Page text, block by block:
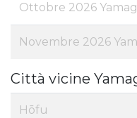
Ottobre 2026
Novembre 2026
Città vicine
Hōfu